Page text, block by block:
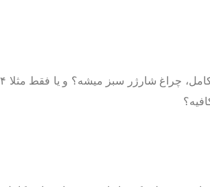
سلام، آیا بعد از شارژ کامل، چراغ شارژر سبز میشه؟ و یا فقط مثلا ۴